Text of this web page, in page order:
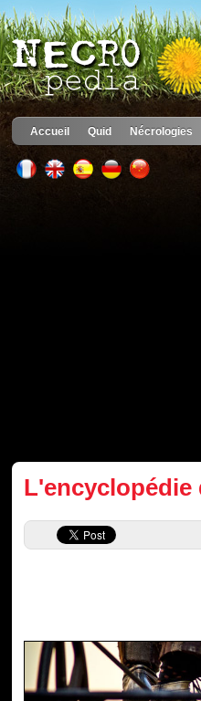
Accueil Quid Nécrologies
L'encyclopédie